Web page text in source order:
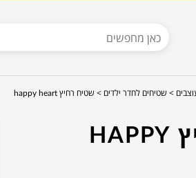
> שטיחים לחדר ילדים > שטיח רחיץ happy heart
שטיח רחיץ HAPPY